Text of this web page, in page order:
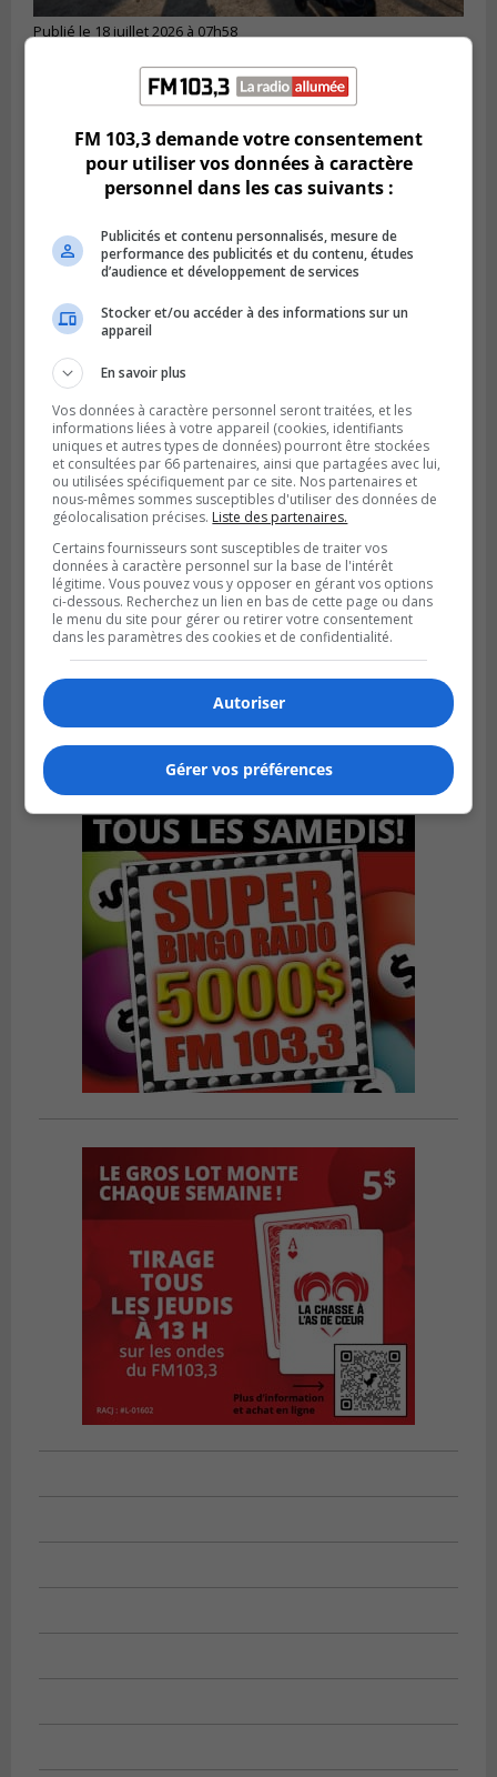
Publié le 18 juillet 2026 à 07h58
en début août
Publié le 6 juillet 2026 à 11h18
Climat Québec dévoile deux candidats
pour l’Agglomération
Publié le 6 juillet 2026 à 09h33
Longueuil conclue un contrat pour
valoriser des cendres d’incinération
FM 103,3 demande votre consentement
pour utiliser vos données à caractère
personnel dans les cas suivants :
Publicités et contenu personnalisés, mesure de
performance des publicités et du contenu, études
d’audience et développement de services
Stocker et/ou accéder à des informations sur un
appareil
En savoir plus
Vos données à caractère personnel seront traitées, et les
informations liées à votre appareil (cookies, identifiants
uniques et autres types de données) pourront être stockées
et consultées par 66 partenaires, ainsi que partagées avec lui,
ou utilisées spécifiquement par ce site. Nos partenaires et
nous-mêmes sommes susceptibles d'utiliser des données de
géolocalisation précises. Liste des partenaires.
Certains fournisseurs sont susceptibles de traiter vos
données à caractère personnel sur la base de l'intérêt
légitime. Vous pouvez vous y opposer en gérant vos options
ci-dessous. Recherchez un lien en bas de cette page ou dans
le menu du site pour gérer ou retirer votre consentement
dans les paramètres des cookies et de confidentialité.
Autoriser
Gérer vos préférences